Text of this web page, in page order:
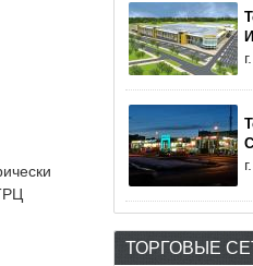
ТОРГОВЫЕ